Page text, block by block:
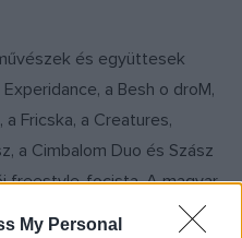
My Personal
és együttesek
a Besh o droM,
Fricska, a Creatures,
a Cimbalom Duo és Szász
freestyle-focista. A magyar
Csaba vezeti be a